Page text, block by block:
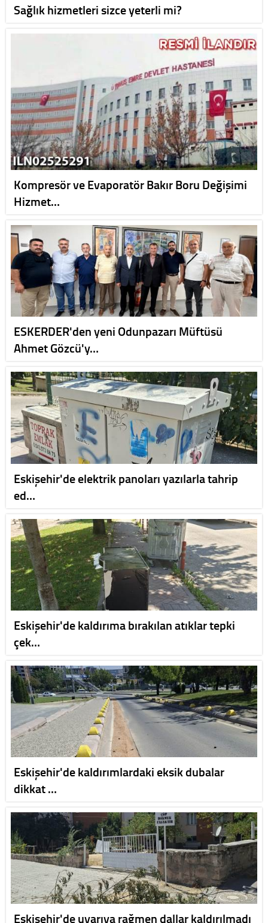
Sağlık hizmetleri sizce yeterli mi?
Kompresör ve Evaporatör Bakır Boru Değişimi
Hizmet…
ESKERDER'den yeni Odunpazarı Müftüsü
Ahmet Gözcü'y…
Eskişehir'de elektrik panoları yazılarla tahrip
ed…
Eskişehir'de kaldırıma bırakılan atıklar tepki
çek…
Eskişehir'de kaldırımlardaki eksik dubalar
dikkat …
Eskişehir'de uyarıya rağmen dallar kaldırılmadı